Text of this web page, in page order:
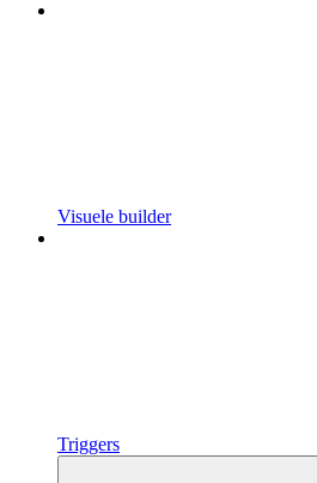
Visuele builder
Triggers